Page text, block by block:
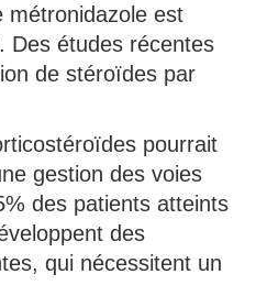
métronidazole est
Des études récentes
de stéroïdes par
pourrait
gestion des voies
des patients atteints
des
qui nécessitent un